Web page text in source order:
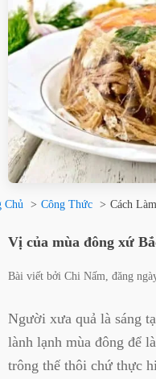
Chủ Công Thức Cách
Vị của mùa đông xứ
Bài viết bởi Chi Nấm, đăng
Người xưa quả là sáng
lành lạnh mùa đông để
trông thế thôi chứ thực